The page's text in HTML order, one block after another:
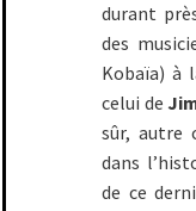
durant
des
Kobaïa) à
celui de
sûr, autre
dans
de ce